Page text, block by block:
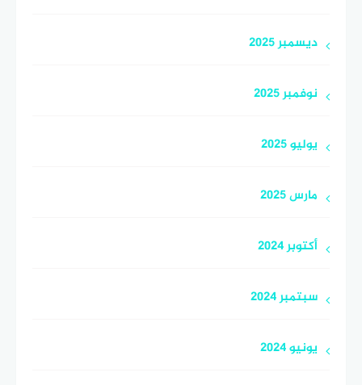
ديسمبر 2025
نوفمبر 2025
يوليو 2025
مارس 2025
أكتوبر 2024
سبتمبر 2024
يونيو 2024